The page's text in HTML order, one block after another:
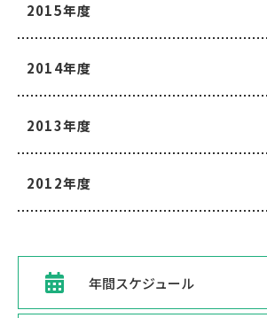
2015年度
2014年度
2013年度
2012年度
年間スケジュール